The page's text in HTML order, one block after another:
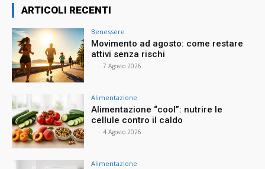
ARTICOLI RECENTI
Benessere
Movimento ad agosto: come restare
attivi senza rischi
- 7 Agosto 2026
Alimentazione
Alimentazione “cool”: nutrire le
cellule contro il caldo
- 4 Agosto 2026
Alimentazione